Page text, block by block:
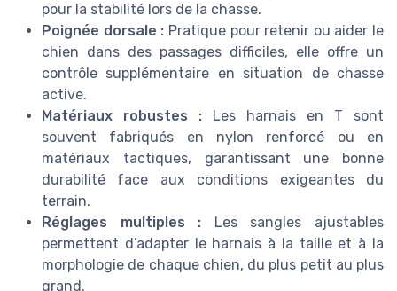
pour la stabilité lors de la chasse.
Poignée dorsale : Pratique pour retenir ou aider le
chien dans des passages difficiles, elle offre un
contrôle supplémentaire en situation de chasse
active.
Matériaux robustes : Les harnais en T sont
souvent fabriqués en nylon renforcé ou en
matériaux tactiques, garantissant une bonne
durabilité face aux conditions exigeantes du
terrain.
Réglages multiples : Les sangles ajustables
permettent d’adapter le harnais à la taille et à la
morphologie de chaque chien, du plus petit au plus
grand.